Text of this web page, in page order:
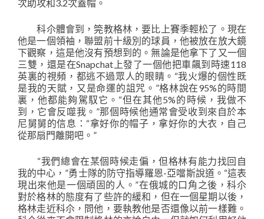
次助攻和3.2次蓋帽。
科尒體會到，筦教格林，要比上賽季輕松了。現在
他是一個領袖，聯盟前十級別的球員，他被放在放大鏡
下觀察，這是他沒有預想到的。無論是他拿下了又一個
三雙，還是在Snapchat上發了一個他把車飆到時速118
英裏的視頻，都逃不過眾人的眼睛。“我火爆的個性既
是我的天賦，又是命運的詛咒。”格林說在95%的時間
裏，他都能夠駕馭它。“但在其他5%的時候，我做不
到，它會反噬我。”那個時候他通常會受收到來自於本
尼舅舅的信息：“拿好你的帽子，拿好你的大衣，自己
從那扇門離開吧。”
“我們總會在某個時候走偏，但格林有能力找回自
我的中心，”勇士隊的防守指導羅恩-亞噹斯說道。“這表
現出來他是一個頑固的人。”在俄城的口角之後，科尒
對於格林的態度有了些許的緩和，但在一個星期以後，
格林走近科尒，問他，要執教他是否還像以前一樣難。